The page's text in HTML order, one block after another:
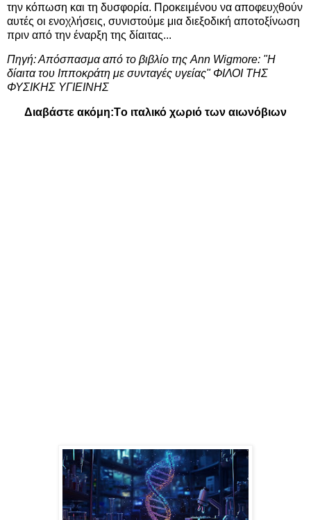
την κόπωση και τη δυσφορία. Προκειμένου να αποφευχθούν
αυτές οι ενοχλήσεις, συνιστούμε μια διεξοδική αποτοξίνωση
πριν από την έναρξη της δίαιτας...
Πηγή: Απόσπασμα από το βιβλίο της Ann Wigmore: "Η
δίαιτα του Ιπποκράτη με συνταγές υγείας" ΦΙΛΟΙ ΤΗΣ
ΦΥΣΙΚΗΣ ΥΓΙΕΙΝΗΣ
Διαβάστε ακόμη:Tο ιταλικό χωριό των αιωνόβιων